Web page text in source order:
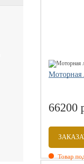
Моторная
66200
Товар